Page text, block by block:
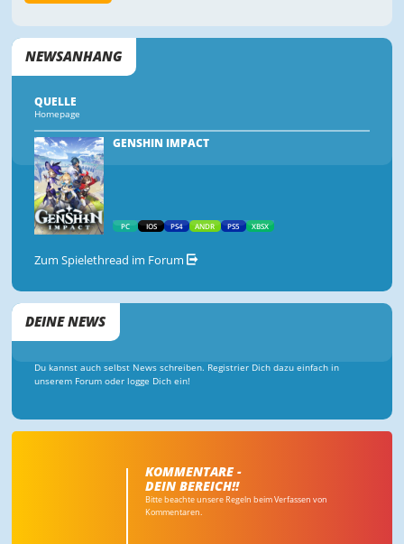
NEWSANHANG
QUELLE
Homepage
GENSHIN IMPACT
PC IOS PS4 ANDR PS5 XBSX
Zum Spielethread im Forum
DEINE NEWS
Du kannst auch selbst News schreiben. Registrier Dich dazu einfach in
unserem Forum oder logge Dich ein!
KOMMENTARE -
DEIN BEREICH!!
Bitte beachte unsere Regeln beim Verfassen von
Kommentaren.